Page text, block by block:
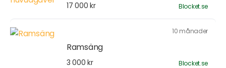
17 000 kr
Blocket.se
10 månader
Ramsäng
3 000 kr Blocket.se